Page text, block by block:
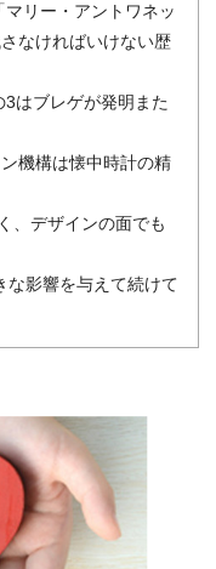
リー・アントワネッ
なければいけない歴
はブレゲが発明また
機構は懐中時計の精
、デザインの面でも
な影響を与えて続けて